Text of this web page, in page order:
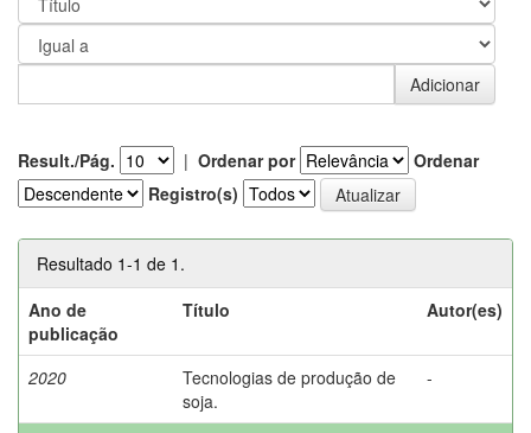
Result./Pág. | Ordenar por
Ordenar
Registro(s)
Resultado 1-1 de 1.
Ano de
publicação
Título Autor(es)
2020
Tecnologias de produção de
soja.
-